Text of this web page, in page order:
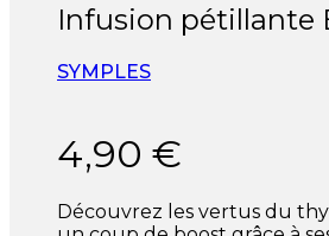
Infusion pétillante
SYMPLES
4,90 €
Découvrez les vertus du